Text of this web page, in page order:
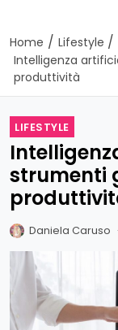
Home / Lifestyle /
Intelligenza
produttività
LIFESTYLE
strumenti
Daniela Caruso